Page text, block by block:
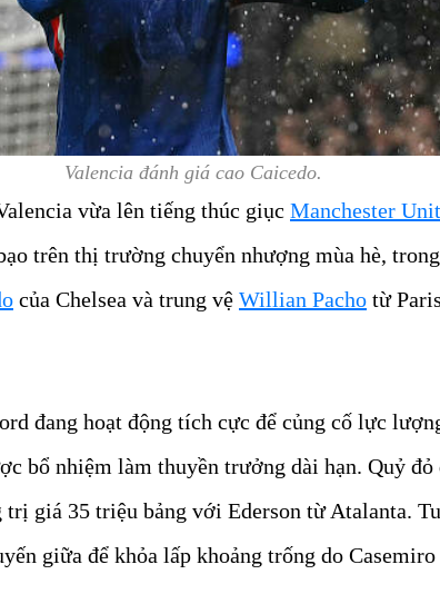
Valencia đánh giá cao Caicedo.
vừa lên tiếng thúc giục Manchester
trên thị trường chuyển nhượng mùa hè,
của Chelsea và trung vệ Willian Pacho từ
đang hoạt động tích cực để củng cố lực
bổ nhiệm làm thuyền trưởng dài hạn. Quỷ đỏ
trị giá 35 triệu bảng với Ederson từ Atalanta.
giữa để khỏa lấp khoảng trống do Casemiro